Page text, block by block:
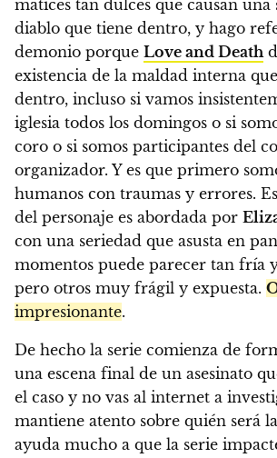
matices tan dulces que causan
diablo que tiene dentro, y hago
demonio porque Love and Death
existencia de la maldad interna
dentro, incluso si vamos
iglesia todos los domingos o si
coro o si somos participantes del
organizador. Y es que primero
humanos con traumas y errores.
del personaje es abordada por
con una seriedad que asusta en
momentos puede parecer tan fría
pero otros muy frágil y expuesta.
impresionante.
De hecho la serie comienza de
una escena final de un asesinato
el caso y no vas al internet a
mantiene atento sobre quién será
ayuda mucho a que la serie